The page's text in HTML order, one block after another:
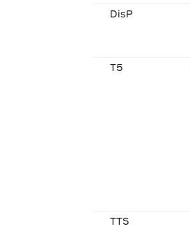
DisP
T5
TTS